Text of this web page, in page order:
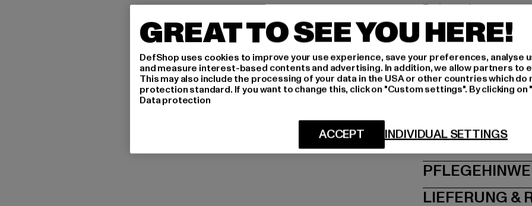
Farbe: schwarz
Hersteller Farbe: black
Art.Nr: TB3001-00007
Hersteller: TB
Dr.-Robert-Murjahn-
GRÖSSE
LIEFERUNG &
GREAT TO SEE YOU HERE!
DefShop uses cookies to improve your use experience, save your preferences, analyse
and measure interest-based contents and advertising. In addition, we allow partners to
This may also include the processing of your data in the USA or other countries which do
protection standard. If you want to change this, click on "Custom settings". By clicking
Data protection
INDIVIDUAL SETTINGS
ACCEPT